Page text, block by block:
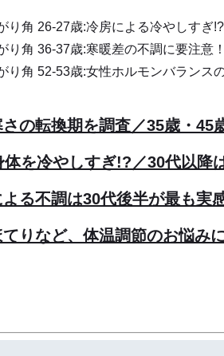
角 26-27歳:冷房による冷やしすぎ
り角 36-37歳:寒暖差の不調に要注意
り角 52-53歳:女性ホルモンバランス
の転換期を調査／35歳・45
体を冷やしすぎ!?／30代以降
る不調は30代後半が最も実
りなど、体温調節のお悩み